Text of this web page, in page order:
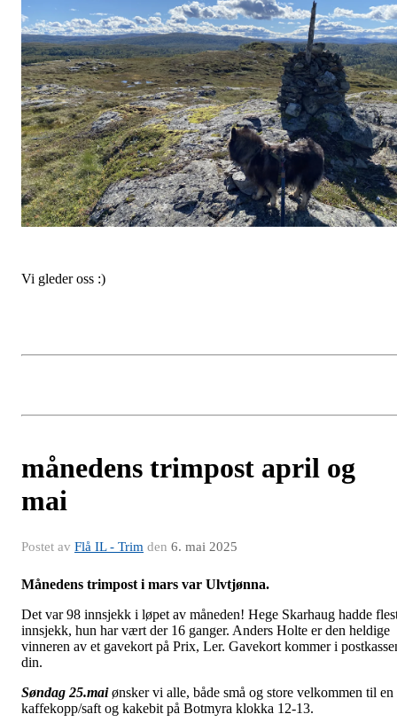
Vi gleder oss :)
månedens trimpost april og
mai
Postet av Flå IL - Trim den 6. mai 2025
Månedens trimpost i mars var Ulvtjønna.
Det var 98 innsjekk i løpet av måneden! Hege Skarhaug hadde
innsjekk, hun har vært der 16 ganger. Anders Holte er den heldige
vinneren av et gavekort på Prix, Ler. Gavekort kommer i
din.
Søndag 25.maiønsker vi alle, både små og store velkommen til en
kaffekopp/saft og kakebit på Botmyra klokka 12-13.